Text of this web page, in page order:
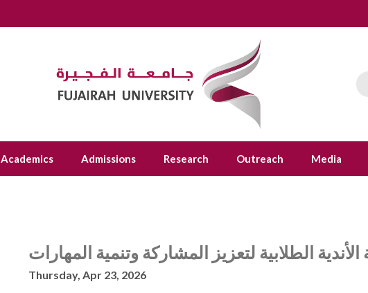
Academics Admissions Research Outreach Media
الطلابية لتعزيز المشاركة وتنمية المهارات
Thursday, Apr 23, 2026